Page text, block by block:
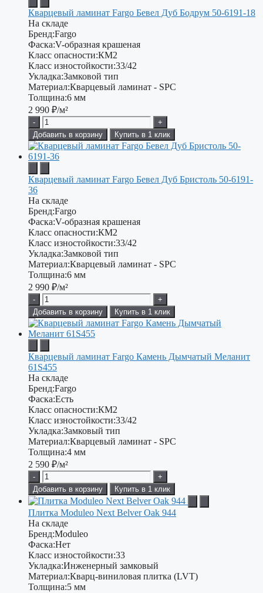
Кварцевый ламинат Fargo Бевел Дуб Бодрум 50-6191-18
На складе
Бренд:Fargo
Фаска:V-образная крашеная
Класс опасности:КМ2
Класс изностойкости:33/42
Укладка:Замковой тип
Материал:Кварцевый ламинат - SPC
Толщина:6 мм
2 990 ₽/м²
-
+
Добавить в корзину
Купить в 1 клик
Кварцевый ламинат Fargo Бевел Дуб Бристоль 50-6191-
36
На складе
Бренд:Fargo
Фаска:V-образная крашеная
Класс опасности:КМ2
Класс изностойкости:33/42
Укладка:Замковой тип
Материал:Кварцевый ламинат - SPC
Толщина:6 мм
2 990 ₽/м²
-
+
Добавить в корзину
Купить в 1 клик
Кварцевый ламинат Fargo Камень Дымчатый Меланит
61S455
На складе
Бренд:Fargo
Фаска:Есть
Класс опасности:КМ2
Класс изностойкости:33/42
Укладка:Замковый тип
Материал:Кварцевый ламинат - SPC
Толщина:4 мм
2 590 ₽/м²
-
+
Добавить в корзину
Купить в 1 клик
Плитка Moduleo Next Belver Oak 944
На складе
Бренд:Moduleo
Фаска:Нет
Класс изностойкости:33
Укладка:Инженерный замковый
Материал:Кварц-виниловая плитка (LVT)
Толщина:5 мм